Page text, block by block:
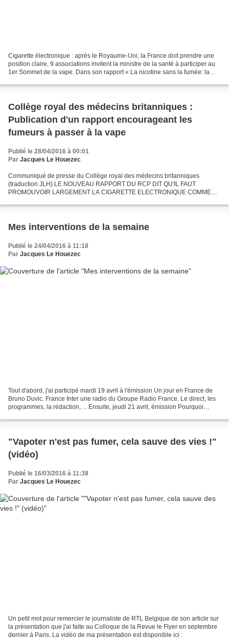
Cigarette électronique : après le Royaume-Uni, la France doit prendre une
position claire, 9 associations invitent la ministre de la santé à participer au
1er Sommet de la vape. Dans son rapport « La nicotine sans la fumée: la
Collège royal des médecins britanniques :
Publication d'un rapport encourageant les
fumeurs à passer à la vape
Publié le 28/04/2016 à 00:01
Par Jacques Le Houezec
Communiqué de presse du Collège royal des médecins britanniques
(traduction JLH) LE NOUVEAU RAPPORT DU RCP DIT QU'IL FAUT
PROMOUVOIR LARGEMENT LA CIGARETTE ELECTRONIQUE COMME
Collège...
Mes interventions de la semaine
Publié le 24/04/2016 à 11:18
Par Jacques Le Houezec
Tout d'abord, j'ai participé mardi 19 avril à l'émission Un jour en France de
Bruno Duvic. France Inter une radio du Groupe Radio France. Le direct, les
programmes, la rédaction, ... Ensuite, jeudi 21 avril, émission Pourquoi
"Vapoter n'est pas fumer, cela sauve des vies !"
(vidéo)
Publié le 16/03/2016 à 11:38
Par Jacques Le Houezec
Un petit mot pour remercier le journaliste de RTL Belgique de son article sur
la présentation que j'ai faite au Colloque de la Revue le Flyer en septembre
dernier à Paris. La vidéo de ma présentation est disponible ici :